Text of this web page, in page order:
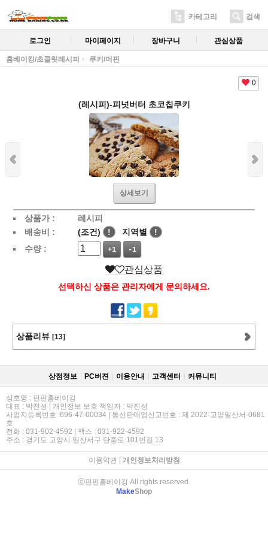
카테고리 검색
로그인 마이페이지 장바구니 관심상품
홈베이킹/초콜릿레시피 쿠키/머핀
0
(레시피)-피넛버터 초코칩쿠키
상세보기
상품가 :
레시피
배송비 :
(조건) ! 지역별
!
수량 :
+1 -1
관심상품
선택하신 상품은 관리자에게 문의하세요.
상품리뷰 [13]
상점정보 PC버젼 이용안내 고객센터 커뮤니티
상호명 : 펀펀홈베이킹
대표 : 박진성 | 개인정보 보호 책임자 : 박진성
사업자등록번호 :696-47-00034 | 통신판매업신고번호 : 제 2022-고양일산서-0681
호
전화 : 031-902-4592 | 팩스 : 031-922-4592
주소 : 경기도 고양시 일산서구 탄중로 101번길 13
이용약관| 개인정보처리방침
ⓒ펀펀홈베이킹 All rights reserved.
MakeShop